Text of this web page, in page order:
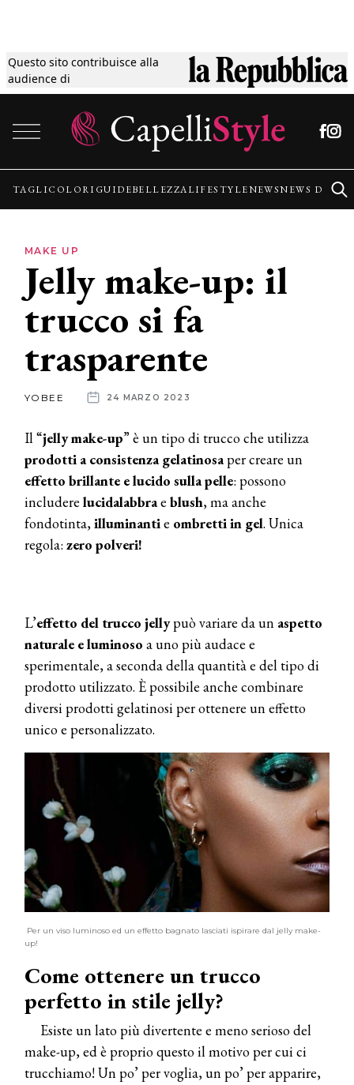
Questo sito contribuisce alla
audience di
Tagli
Colori
Guide
Lifestyle
News
News
aziende
TAGLICOLORI GUIDEBELLEZZALIFESTYLENEWSNEWS
MAKE UP
Jelly make-up: il
trucco si fa
trasparente
YOBEE 24 MARZO 2023
Il “jelly make-up” è un tipo di trucco che utilizza
prodotti a consistenza gelatinosaper creare un
effetto brillante e lucido sulla pelle: possono
includere lucidalabbrae blush, ma anche
fondotinta,illuminantie ombretti in gel. Unica
regola: zero polveri!
L’effetto del trucco jellypuò variare da un aspetto
naturale e luminoso a uno più audace e
sperimentale, a seconda della quantità e del tipo di
prodotto utilizzato. È possibile anche combinare
diversi prodotti gelatinosi per ottenere un effetto
unico e personalizzato.
Per un viso luminoso ed un effetto bagnato lasciati ispirare dal jelly make-
up!
Come ottenere un trucco
perfetto in stile jelly?
Esiste un lato più divertente e meno serioso del
make-up, ed è proprio questo il motivo per cui ci
trucchiamo! Un po’ per voglia, un po’ per apparire,